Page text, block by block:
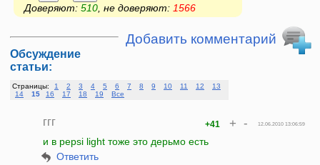
Доверяют: 510 , не доверяют: 1566
Добавить комментарий
Обсуждение
статьи:
Страницы: 1 2 3 4 5 6 7 8 9 10 11 12
13
14
15 16 17 18 19 Все
ггг 12.06.2010 13:06:59
+41 + -
и в pepsi light тоже это дерьмо есть
Ответить